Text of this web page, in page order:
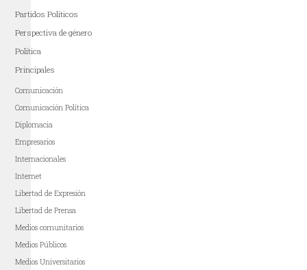
Partidos Políticos
Perspectiva de género
Política
Principales
Comunicación
Comunicación Política
Diplomacia
Empresarios
Internacionales
Internet
Libertad de Expresión
Libertad de Prensa
Medios comunitarios
Medios Públicos
Medios Universitarios